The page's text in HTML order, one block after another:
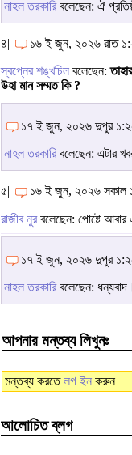
নাহল তরকারিবলেছেন: ঐ
৪| ১৬ ই জুন, ২০২৬ রাত
স্বপ্নের শঙ্খচিল বলেছেন:
উহা মান সম্মত কি ?
১৭ ই জুন, ২০২৬ দুপুর
নাহল তরকারিবলেছেন: এটার
৫| ১৬ ই জুন, ২০২৬ সকাল
রাজীব নুরবলেছেন: পোষ্টে
১৭ ই জুন, ২০২৬ দুপুর
নাহল তরকারিবলেছেন: ধন্যবাদ।
আপনার মন্তব্য লিখুনঃ
মন্তব্য করতেলগ ইন করুন
আলোচিত ব্লগ